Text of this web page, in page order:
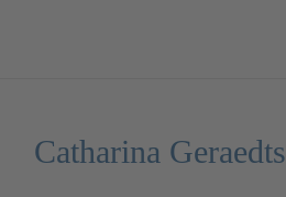
Catharina Geraedts